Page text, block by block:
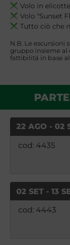
Volo in
Volo "Sunset
Tutto ciò che
N.B. Le escursioni
gruppo insieme al
fattibilitá in base
22 AGO - 02
cod: 4435
02 SET - 13
cod: 4443